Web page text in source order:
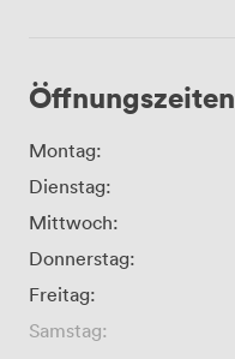
Öffnungszeiten
Montag:
Dienstag:
Mittwoch:
Donnerstag:
Freitag:
Samstag: